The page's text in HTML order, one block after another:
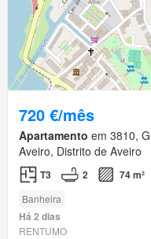
720 €/mês
Apartamento em 3810,
Aveiro, Distrito de Aveiro
T3 2 74 m²
Banheira
Há 2 dias
RENTUMO